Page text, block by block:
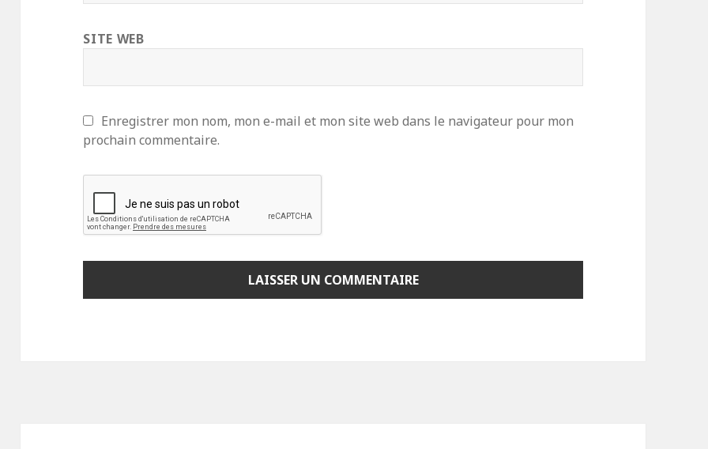
SITE WEB
Enregistrer mon nom, mon e-mail et mon site web dans le navigateur pour mon
prochain commentaire.